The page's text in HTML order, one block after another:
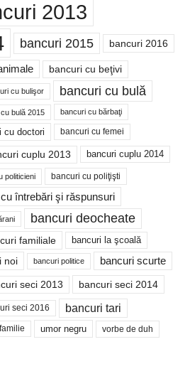
2013
bancuri 2015 bancuri 2016
bancuri cu beţivi
cu bulişor bancuri cu bulă
bulă 2015 bancuri cu bărbaţi
cu doctori bancuri cu femei
cuplu 2013 bancuri cuplu 2014
politicieni bancuri cu poliţişti
întrebări şi răspunsuri
bancuri deocheate
familiale bancuri la şcoală
noi bancuri politice bancuri scurte
seci 2013 bancuri seci 2014
seci 2016 bancuri tari
umor negru vorbe de duh